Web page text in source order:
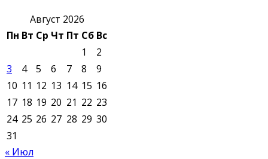
Август 2026
Пн Вт Ср Чт Пт Сб Вс
1
2
3
4 5 6 7 8
9
10 11 12 13 14 15 16
17 18 19 20 21 22 23
24 25 26 27 28 29 30
31
« Июл